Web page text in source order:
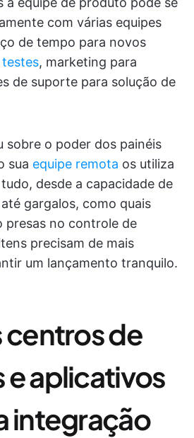
com várias equipes
de tempo para novos
testes, marketing para
de suporte para solução de
sobre o poder dos painéis
sua equipe remota os utiliza
desde a capacidade de
gargalos, como quais
presas no controle de
precisam de mais
um lançamento tranquilo.
centros de
aplicativos
integração